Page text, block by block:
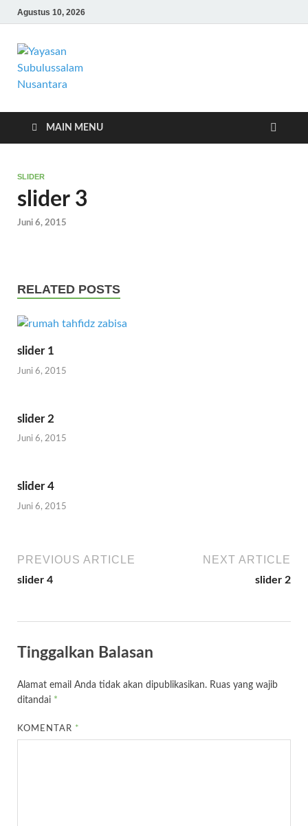
Agustus 10, 2026
MAIN MENU
SLIDER
slider 3
Juni 6, 2015
RELATED POSTS
slider 1
Juni 6, 2015
slider 2
Juni 6, 2015
slider 4
Juni 6, 2015
PREVIOUS ARTICLE
slider 4
NEXT ARTICLE
slider 2
Tinggalkan Balasan
Alamat email Anda tidak akan dipublikasikan. Ruas yang wajib
ditandai *
KOMENTAR *